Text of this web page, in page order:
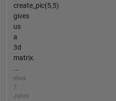
create_pic(5,5)
gives
us
a
3d
matrix.
...
etwa
7
Jahre